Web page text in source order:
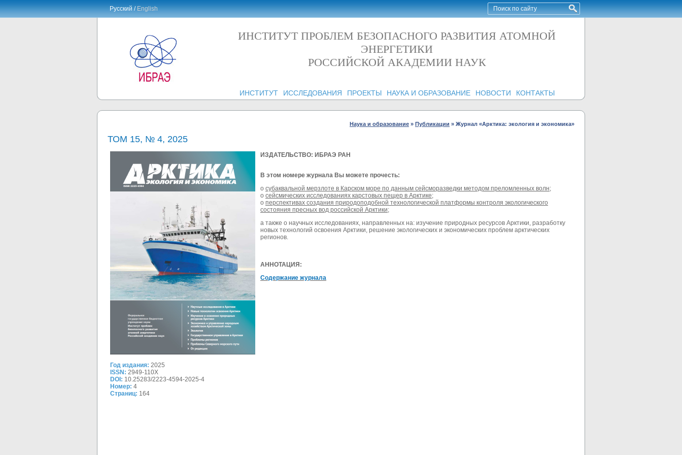
Русский /English
ИНСТИТУТ ПРОБЛЕМ БЕЗОПАСНОГО РАЗВИТИЯ АТОМНОЙ
ЭНЕРГЕТИКИ
РОССИЙСКОЙ АКАДЕМИИ НАУК
ИНСТИТУТ ИССЛЕДОВАНИЯ ПРОЕКТЫ НАУКА И ОБРАЗОВАНИЕ НОВОСТИ КОНТАКТЫ
Наука и образование » Публикации » Журнал «Арктика: экология и экономика»
ТОМ 15, № 4, 2025
Год издания: 2025
ISSN: 2949-110X
DOI: 10.25283/2223-4594-2025-4
Номер: 4
Страниц: 164
ИЗДАТЕЛЬСТВО: ИБРАЭ РАН
В этом номере журнала Вы можете прочесть:
о субаквальной мерзлоте в Карском море по данным сейсморазведки методом преломленных волн;
о сейсмических исследованиях карстовых пещер в Арк­тике;
о перспективах создания природоподобной технологической платформы контроля экологического
состояния пресных вод российской Арк­тики;
а также о научных исследованиях, направленных на: изучение природных ресурсов Арктики, разработку
новых технологий освоения Арктики, решение экологических и экономических проблем арктических
регионов.
АННОТАЦИЯ:
Содержание журнала